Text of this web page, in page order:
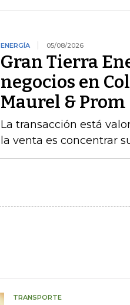
ENERGÍA 05/08/2026
Gran Tierra
negocios en
Maurel & Prom
La transacción está
la venta es concentrar
TRANSPORTE